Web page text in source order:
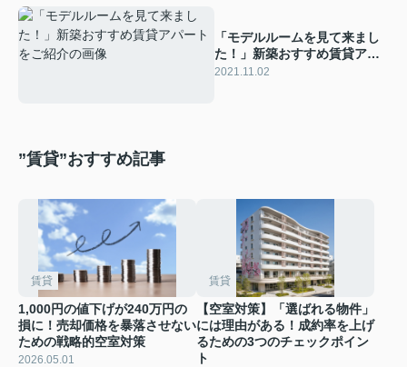
「モデルルームを見て来まし
た！」新築おすすめ賃貸アパ
ートをご紹介
2021.11.02
”賃貸”おすすめ記事
賃貸
1,000円の値下げが240万円の
損に！売却価格を暴落させない
ための戦略的空室対策
2026.05.01
賃貸
【空室対策】「選ばれる物件」
には理由がある！成約率を上げ
るための3つのチェックポイン
ト